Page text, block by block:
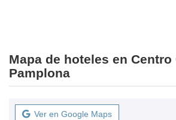
Mapa de hoteles en Centro
Pamplona
Ver en Google Maps